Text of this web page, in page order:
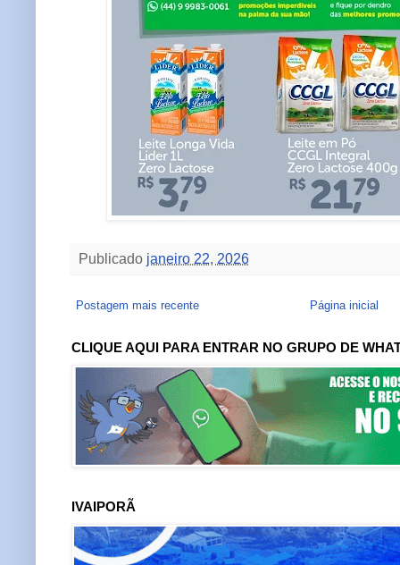
Publicado janeiro 22, 2026
Postagem mais recente Página inicial
CLIQUE AQUI PARA ENTRAR NO GRUPO DE
IVAIPORÃ